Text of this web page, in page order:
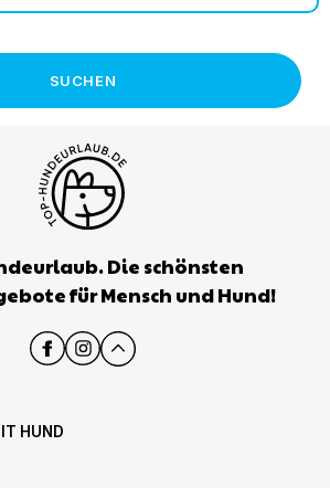
SUCHEN
Die schönsten
für Mensch und Hund!
HUND